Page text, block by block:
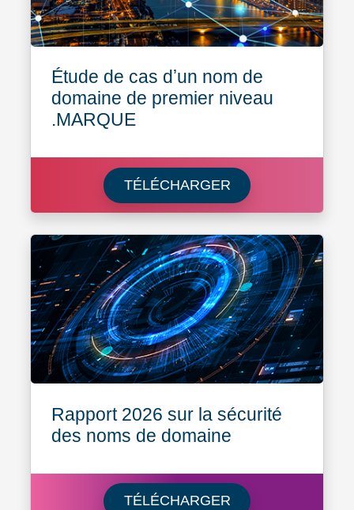
Étude de cas dʼun nom de
domaine de premier niveau
.MARQUE
TÉLÉCHARGERLearn more about
Rapport 2026 sur la sécurité
des noms de domaine
TÉLÉCHARGERTélécharger